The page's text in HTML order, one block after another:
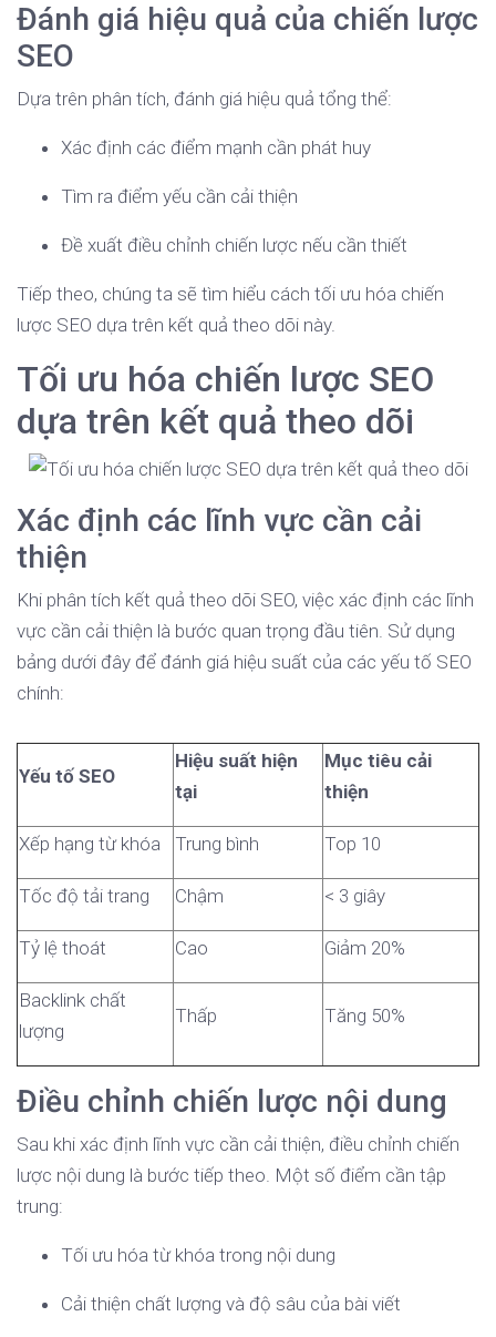
Đánh giá hiệu quả của chiến lược
SEO
Dựa trên phân tích, đánh giá hiệu quả tổng thể:
Xác định các điểm mạnh cần phát huy
Tìm ra điểm yếu cần cải thiện
Đề xuất điều chỉnh chiến lược nếu cần thiết
Tiếp theo, chúng ta sẽ tìm hiểu cách tối ưu hóa chiến
lược SEO dựa trên kết quả theo dõi này.
Tối ưu hóa chiến lược SEO
dựa trên kết quả theo dõi
Xác định các lĩnh vực cần cải
thiện
Khi phân tích kết quả theo dõi SEO, việc xác định các lĩnh
vực cần cải thiện là bước quan trọng đầu tiên. Sử dụng
bảng dưới đây để đánh giá hiệu suất của các yếu tố SEO
chính:
Yếu tố SEO
Hiệu suất hiện
tại
Mục tiêu cải
thiện
Xếp hạng từ khóa Trung bình Top 10
Tốc độ tải trang Chậm < 3 giây
Tỷ lệ thoát Cao Giảm 20%
Backlink chất
lượng
Thấp Tăng 50%
Điều chỉnh chiến lược nội dung
Sau khi xác định lĩnh vực cần cải thiện, điều chỉnh chiến
lược nội dung là bước tiếp theo. Một số điểm cần tập
trung:
Tối ưu hóa từ khóa trong nội dung
Cải thiện chất lượng và độ sâu của bài viết